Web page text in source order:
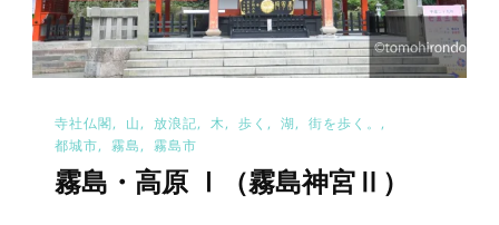
寺社仏閣 山 放浪記 木 歩く 湖
街を歩く。
都城市
霧島 霧島市
霧島・高原 Ⅰ（霧島神宮Ⅱ）